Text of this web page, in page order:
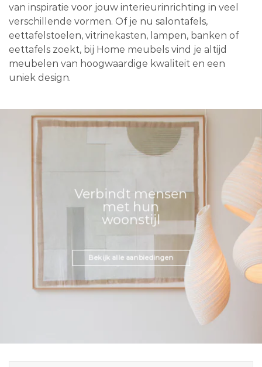
van inspiratie voor jouw interieurinrichting in veel
verschillende vormen. Of je nu salontafels,
eettafelstoelen, vitrinekasten, lampen, banken of
eettafels zoekt, bij Home meubels vind je altijd
meubelen van hoogwaardige kwaliteit en een
uniek design.
Verbindt mensen
met hun
woonstijl
Bekijk alle aanbiedingen